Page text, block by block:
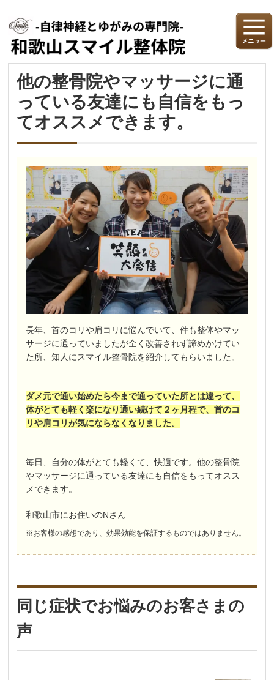
他の整骨院やマッサージに通
っている友達にも自信をもっ
てオススメできます。
長年、首のコリや肩コリに悩んでいて、件も整体やマッ
サージに通っていましたが全く改善されず諦めかけてい
た所、知人にスマイル整骨院を紹介してもらいました。
ダメ元で通い始めたら今まで通っていた所とは違って、
体がとても軽く楽になり通い続けて２ヶ月程で、首のコ
リや肩コリが気にならなくなりました。
毎日、自分の体がとても軽くて、快適です。他の整骨院
やマッサージに通っている友達にも自信をもってオスス
メできます。
和歌山市にお住いのNさん
※お客様の感想であり、効果効能を保証するものではありません。
同じ症状でお悩みのお客さまの
声